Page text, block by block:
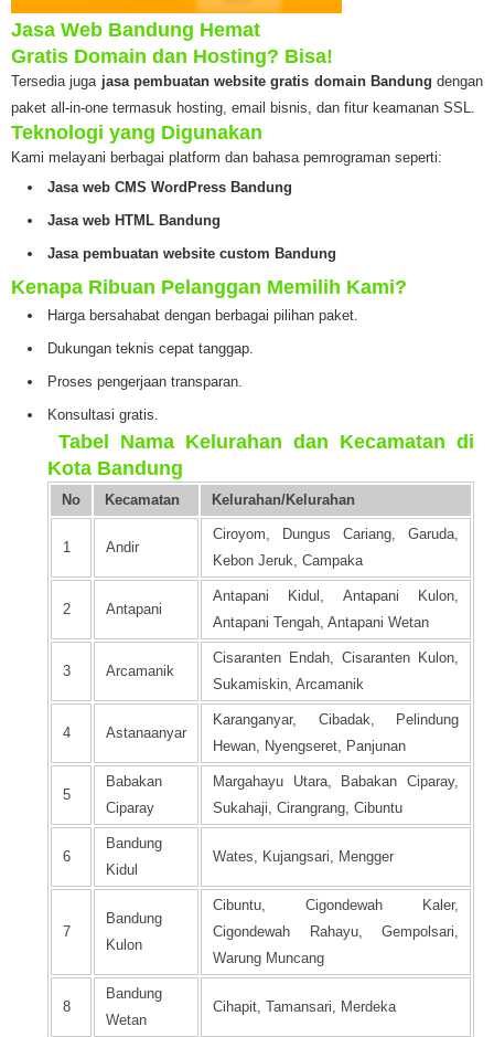
Jasa Web Bandung Hemat
Gratis Domain dan Hosting? Bisa!
Tersedia juga jasa pembuatan website gratis domain Bandung dengan
paket all-in-one termasuk hosting, email bisnis, dan fitur keamanan SSL.
Teknologi yang Digunakan
Kami melayani berbagai platform dan bahasa pemrograman seperti:
Jasa web CMS WordPress Bandung
Jasa web HTML Bandung
Jasa pembuatan website custom Bandung
Kenapa Ribuan Pelanggan Memilih Kami?
Harga bersahabat dengan berbagai pilihan paket.
Dukungan teknis cepat tanggap.
Proses pengerjaan transparan.
Konsultasi gratis.
Tabel Nama Kelurahan dan Kecamatan di
Kota Bandung
No Kecamatan Kelurahan/Kelurahan
1 Andir
Ciroyom, Dungus Cariang, Garuda,
Kebon Jeruk, Campaka
2 Antapani
Antapani Kidul, Antapani Kulon,
Antapani Tengah, Antapani Wetan
3 Arcamanik
Cisaranten Endah, Cisaranten Kulon,
Sukamiskin, Arcamanik
4 Astanaanyar
Karanganyar, Cibadak, Pelindung
Hewan, Nyengseret, Panjunan
5
Babakan
Ciparay
Margahayu Utara, Babakan Ciparay,
Sukahaji, Cirangrang, Cibuntu
6
Bandung
Kidul
Wates, Kujangsari, Mengger
7
Bandung
Kulon
Cibuntu, Cigondewah Kaler,
Cigondewah Rahayu, Gempolsari,
Warung Muncang
8
Bandung
Wetan
Cihapit, Tamansari, Merdeka